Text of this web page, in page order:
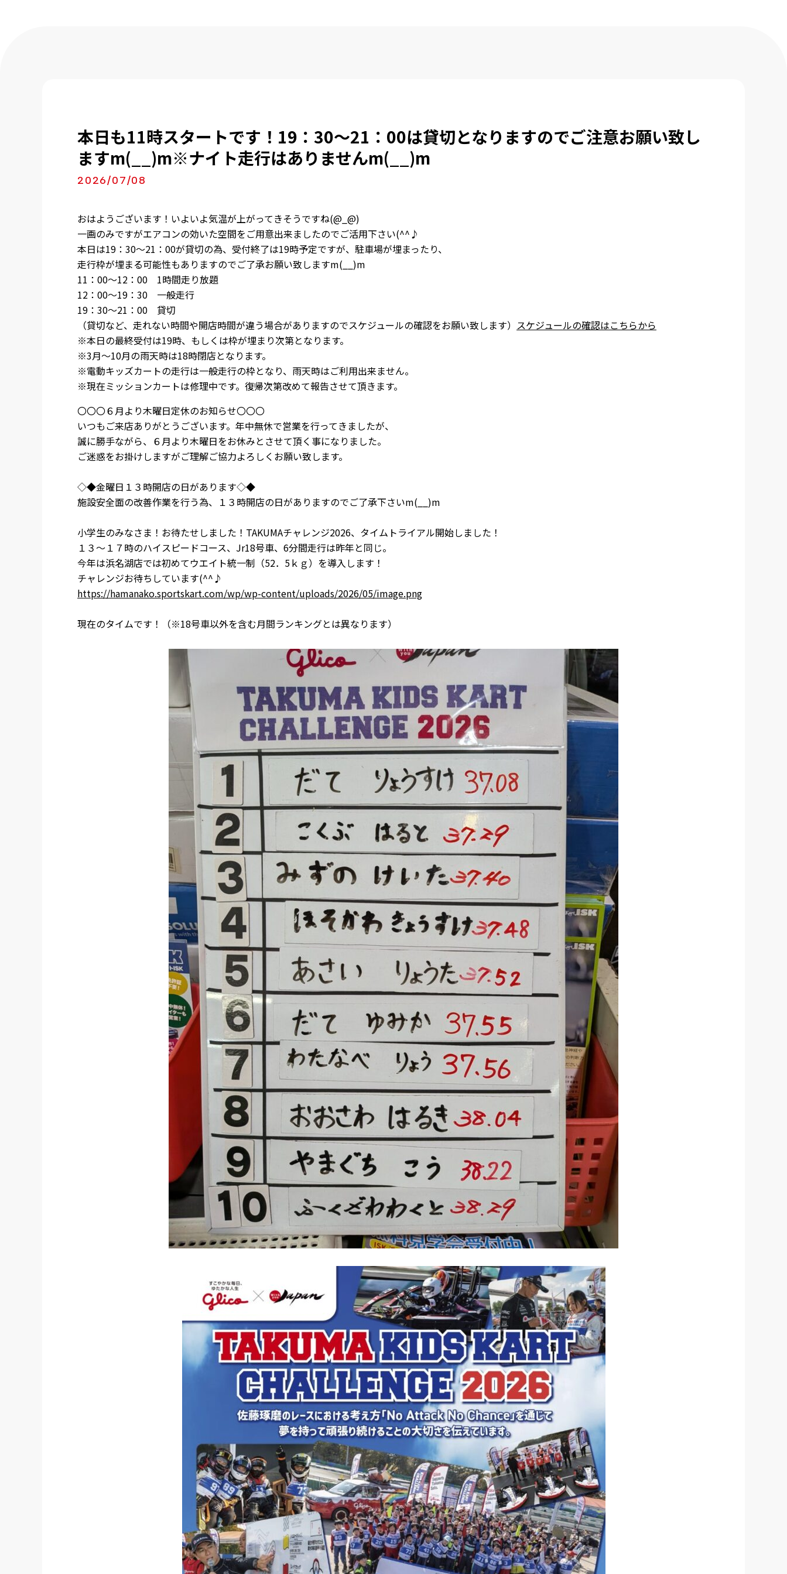
本日も11時スタートです！19：30～21：00は貸切となりますのでご注意お願い致し
ますm(__)m※ナイト走行はありませんm(__)m
2026/07/08
おはようございます！いよいよ気温が上がってきそうですね(@_@)
一画のみですがエアコンの効いた空間をご用意出来ましたのでご活用下さい(^^♪
本日は19：30～21：00が貸切の為、受付終了は19時予定ですが、駐車場が埋まったり、
走行枠が埋まる可能性もありますのでご了承お願い致しますm(__)m
11：00～12：00 1時間走り放題
12：00～19：30 一般走行
19：30～21：00 貸切
（貸切など、走れない時間や開店時間が違う場合がありますのでスケジュールの確認をお願い致します） スケジュールの確認はこちらから
※本日の最終受付は19時、もしくは枠が埋まり次第となります。
※3月～10月の雨天時は18時閉店となります。
※電動キッズカートの走行は一般走行の枠となり、雨天時はご利用出来ません。
※現在ミッションカートは修理中です。復帰次第改めて報告させて頂きます。
〇〇〇６月より木曜日定休のお知らせ〇〇〇
いつもご来店ありがとうございます。年中無休で営業を行ってきましたが、
誠に勝手ながら、６月より木曜日をお休みとさせて頂く事になりました。
ご迷惑をお掛けしますがご理解ご協力よろしくお願い致します。
◇◆金曜日１３時開店の日があります◇◆
施設安全面の改善作業を行う為、１３時開店の日がありますのでご了承下さいm(__)m
小学生のみなさま！お待たせしました！TAKUMAチャレンジ2026、タイムトライアル開始しました！
１３～１７時のハイスピードコース、Jr18号車、6分間走行は昨年と同じ。
今年は浜名湖店では初めてウエイト統一制（52．5ｋｇ）を導入します！
チャレンジお待ちしています(^^♪
https://hamanako.sportskart.com/wp/wp-content/uploads/2026/05/image.png
現在のタイムです！（※18号車以外を含む月間ランキングとは異なります）